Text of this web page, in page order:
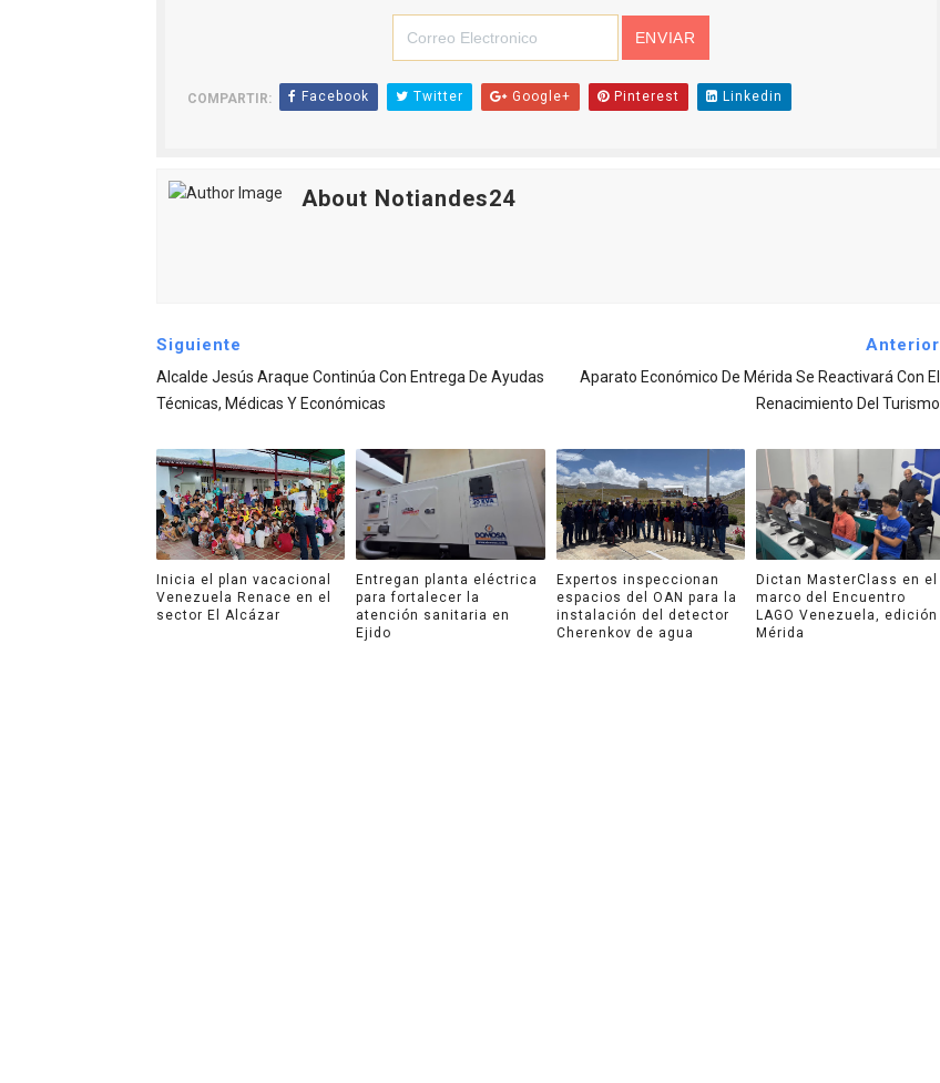
COMPARTIR: Facebook Twitter Google+ Pinterest Linkedin
About Notiandes24
Siguiente
Alcalde Jesús Araque Continúa Con Entrega De Ayudas
Técnicas, Médicas Y Económicas
Anterior
Aparato Económico De Mérida Se Reactivará Con El
Renacimiento Del Turismo
Inicia el plan vacacional
Venezuela Renace en el
sector El Alcázar
Entregan planta eléctrica
para fortalecer la
atención sanitaria en
Ejido
Expertos inspeccionan
espacios del OAN para la
instalación del detector
Cherenkov de agua
Dictan MasterClass en el
marco del Encuentro
LAGO Venezuela, edición
Mérida